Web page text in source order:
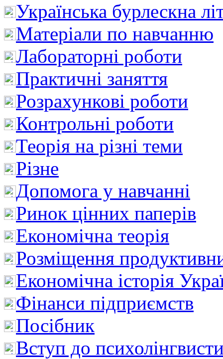
Українська бурлескна
Матеріали по навчанню
Лабораторні роботи
Практичні заняття
Розрахункові роботи
Контрольні роботи
Теорія на різні теми
Різне
Допомога у навчанні
Ринок цінних паперів
Економічна теорія
Розміщення
Економічна історія
Фінанси підприємств
Посібник
Вступ до